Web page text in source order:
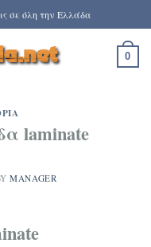
σε όλη την Ελλάδα
0
laminate
MANAGER